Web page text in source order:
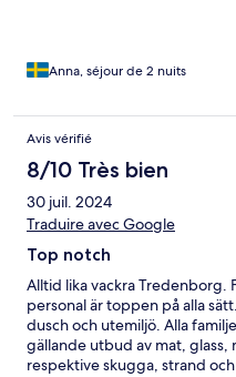
Anna, séjour de 2 nuits
Avis vérifié
8/10 Très bien
30 juil. 2024
Traduire avec Google
Top notch
Alltid lika vackra Tredenborg.
personal är toppen på alla
dusch och utemiljö. Alla
gällande utbud av mat, glass,
respektive skugga, strand